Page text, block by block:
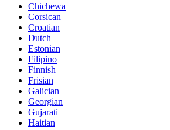
Chichewa
Corsican
Croatian
Dutch
Estonian
Filipino
Finnish
Frisian
Galician
Georgian
Gujarati
Haitian